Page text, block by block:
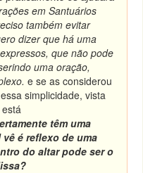
em Santuários
também evitar
dizer que há uma
que não pode
uma oração,
e se as considerou
simplicidade, vista
têm uma
é reflexo de uma
do altar pode ser o